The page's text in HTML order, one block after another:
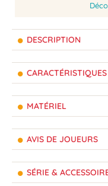
DESCRIPTION
CARACTÉRISTIQUES
MATÉRIEL
AVIS DE JOUEURS
SÉRIE &